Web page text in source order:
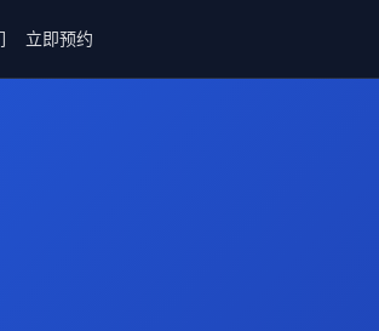
立即预约